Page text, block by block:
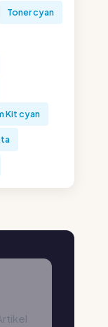
Toner cyan
Kit cyan